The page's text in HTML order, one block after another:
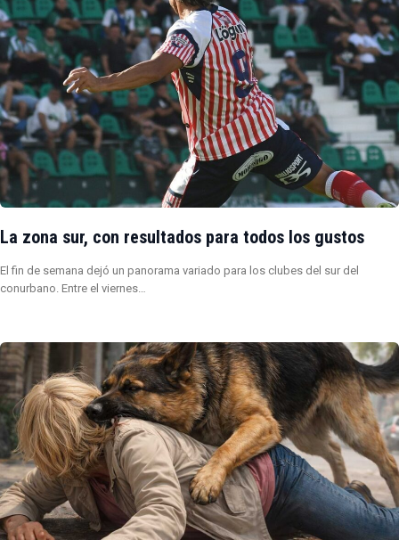
La zona sur, con resultados para todos los gustos
El fin de semana dejó un panorama variado para los clubes del sur del
conurbano. Entre el viernes…